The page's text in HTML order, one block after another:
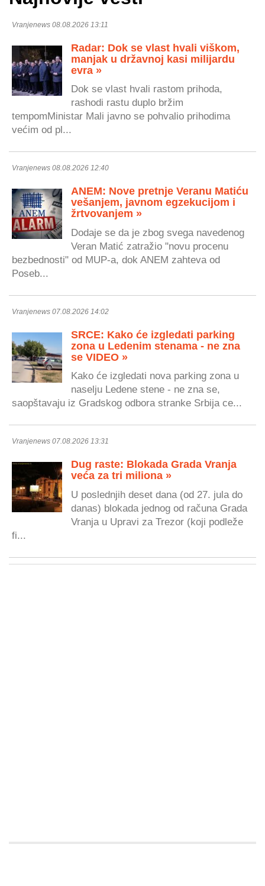
Vranjenews 08.08.2026 13:11
Radar: Dok se vlast hvali viškom,
manjak u državnoj kasi milijardu
evra »
Dok se vlast hvali rastom prihoda,
rashodi rastu duplo bržim
tempomMinistar Mali javno se pohvalio prihodima
većim od pl...
Vranjenews 08.08.2026 12:40
ANEM: Nove pretnje Veranu Matiću
vešanjem, javnom egzekucijom i
žrtvovanjem »
Dodaje se da je zbog svega navedenog
Veran Matić zatražio "novu procenu
bezbednosti" od MUP-a, dok ANEM zahteva od
Poseb...
Vranjenews 07.08.2026 14:02
SRCE: Kako će izgledati parking
zona u Ledenim stenama - ne zna
se VIDEO »
Kako će izgledati nova parking zona u
naselju Ledene stene - ne zna se,
saopštavaju iz Gradskog odbora stranke Srbija ce...
Vranjenews 07.08.2026 13:31
Dug raste: Blokada Grada Vranja
veća za tri miliona »
U poslednjih deset dana (od 27. jula do
danas) blokada jednog od računa Grada
Vranja u Upravi za Trezor (koji podleže
fi...